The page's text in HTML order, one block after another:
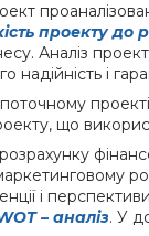
проекту до
Аналіз
надійність і
що
і
– аналіз. У